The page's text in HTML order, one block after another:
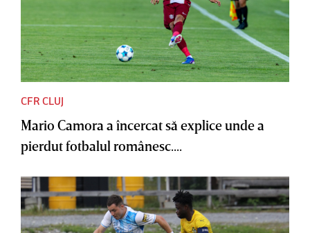
CFR CLUJ
Mario Camora a încercat să explice unde a
pierdut fotbalul românesc....